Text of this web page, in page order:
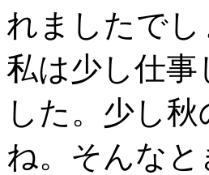
れましたでし
私は少し仕
した。少し
ね。そんな